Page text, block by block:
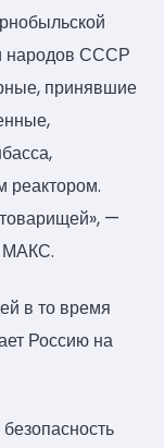
народов СССР
принявшие
реактором.
—
МАКС.
в то время
Россию на